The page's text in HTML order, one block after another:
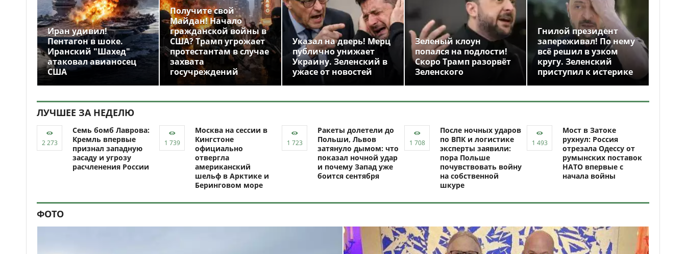
Иран удивил!
Пентагон в шоке.
Иранский "Шахед"
атаковал авианосец
США
Получите свой
Майдан! Начало
гражданской войны в
США? Трамп угрожает
протестантам в случае
захвата
госучреждений
Указал на дверь! Мерц
публично унижает
Украину. Зеленский в
ужасе от новостей
Зеленый клоун
попался на подлости!
Скоро Трамп разорвёт
Зеленского
Гнилой президент
запереживал! По нему
всё решил в узком
кругу. Зеленский
приступил к истерике
ЛУЧШЕЕ ЗА НЕДЕЛЮ
Семь бомб Лаврова:
Кремль впервые
признал западную
засаду и угрозу
расчленения России
Москва на сессии в
Кингстоне
официально
отвергла
американский
шельф в Арктике и
Беринговом море
Ракеты долетели до
Польши, Львов
затянуло дымом: что
показал ночной удар
и почему Запад уже
боится сентября
После ночных ударов
по ВПК и логистике
эксперты заявили:
пора Польше
почувствовать войну
на собственной
шкуре
Мост в Затоке
рухнул: Россия
отрезала Одессу от
румынских поставок
НАТО впервые с
начала войны
ФОТО